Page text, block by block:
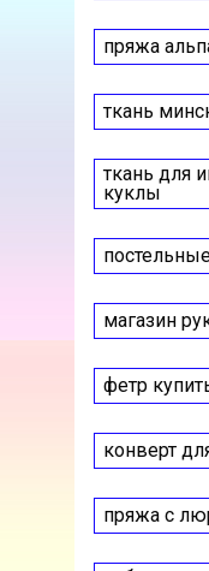
пряжа
ткань
ткань для
куклы
магазин
фетр
конверт
пряжа с